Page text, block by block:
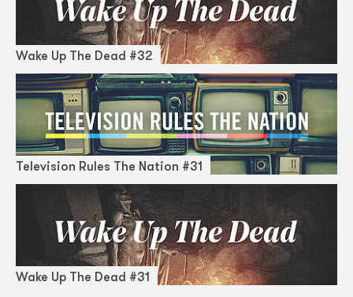
Wake Up The Dead #32
Television Rules The Nation #31
Wake Up The Dead #31